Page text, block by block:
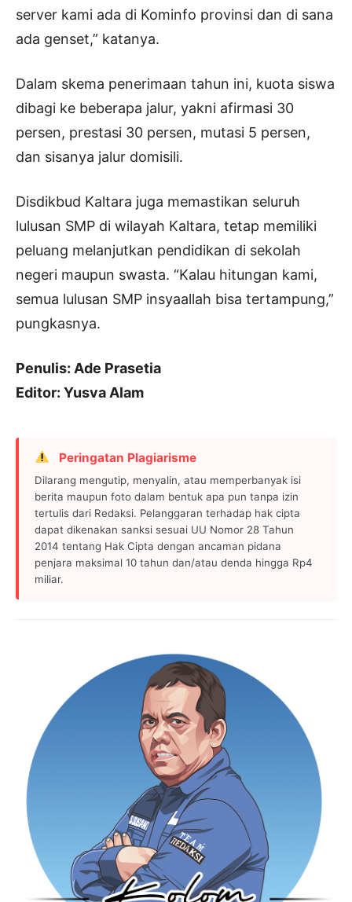
server kami ada di Kominfo provinsi dan di sana
ada genset,” katanya.
Dalam skema penerimaan tahun ini, kuota siswa
dibagi ke beberapa jalur, yakni afirmasi 30
persen, prestasi 30 persen, mutasi 5 persen,
dan sisanya jalur domisili.
Disdikbud Kaltara juga memastikan seluruh
lulusan SMP di wilayah Kaltara, tetap memiliki
peluang melanjutkan pendidikan di sekolah
negeri maupun swasta. “Kalau hitungan kami,
semua lulusan SMP insyaallah bisa tertampung,”
pungkasnya.
Penulis: Ade Prasetia
Editor: Yusva Alam
Peringatan Plagiarisme
Dilarang mengutip, menyalin, atau memperbanyak isi
berita maupun foto dalam bentuk apa pun tanpa izin
tertulis dari Redaksi. Pelanggaran terhadap hak cipta
dapat dikenakan sanksi sesuai UU Nomor 28 Tahun
2014 tentang Hak Cipta dengan ancaman pidana
penjara maksimal 10 tahun dan/atau denda hingga Rp4
miliar.